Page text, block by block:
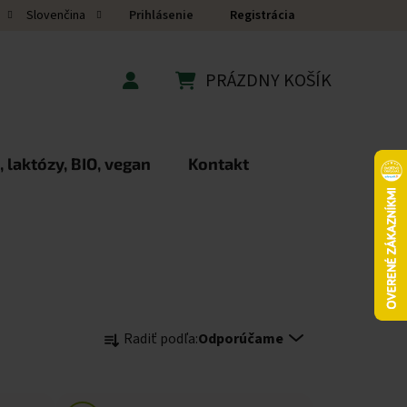
Slovenčina Prihlásenie Registrácia
PRÁZDNY KOŠÍK
laktózy, BIO, vegan Kontakt
Radiť podľa:Odporúčame